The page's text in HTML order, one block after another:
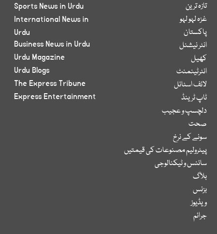
تازہ ترین
غزہ لہو لہو
پاکستان
انٹر نیشنل
کھیل
انٹرٹینمنٹ
لائف اسٹائل
ٹاپ ٹرینڈ
دلچسپ و عجیب
صحت
سونے کے نرخ
پیٹرولیم مصنوعات کی قیمتیں
سائنس و ٹیکنالوجی
بلاگ
بزنس
ویڈیوز
جرائم
Sports News in Urdu
International News in
Urdu
Business News in Urdu
Urdu Magazine
Urdu Blogs
The Express Tribune
Express Entertainment